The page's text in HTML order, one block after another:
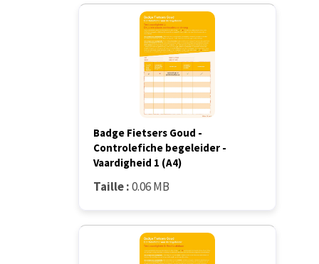
Badge Fietsers Goud -
Controlefiche begeleider -
Vaardigheid 1 (A4)
Taille :0.06 MB